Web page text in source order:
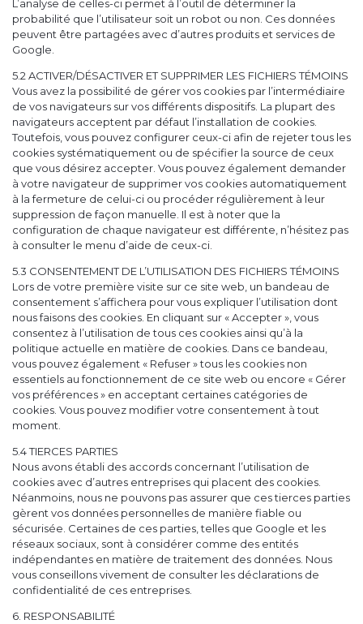
L’analyse de celles-ci permet à l’outil de déterminer la
probabilité que l’utilisateur soit un robot ou non. Ces données
peuvent être partagées avec d’autres produits et services de
Google.
5.2 ACTIVER/DÉSACTIVER ET SUPPRIMER LES FICHIERS TÉMOINS
Vous avez la possibilité de gérer vos cookies par l’intermédiaire
de vos navigateurs sur vos différents dispositifs. La plupart des
navigateurs acceptent par défaut l’installation de cookies.
Toutefois, vous pouvez configurer ceux-ci afin de rejeter tous les
cookies systématiquement ou de spécifier la source de ceux
que vous désirez accepter. Vous pouvez également demander
à votre navigateur de supprimer vos cookies automatiquement
à la fermeture de celui-ci ou procéder régulièrement à leur
suppression de façon manuelle. Il est à noter que la
configuration de chaque navigateur est différente, n’hésitez pas
à consulter le menu d’aide de ceux-ci.
5.3 CONSENTEMENT DE L’UTILISATION DES FICHIERS TÉMOINS
Lors de votre première visite sur ce site web, un bandeau de
consentement s’affichera pour vous expliquer l’utilisation dont
nous faisons des cookies. En cliquant sur « Accepter », vous
consentez à l’utilisation de tous ces cookies ainsi qu’à la
politique actuelle en matière de cookies. Dans ce bandeau,
vous pouvez également « Refuser » tous les cookies non
essentiels au fonctionnement de ce site web ou encore « Gérer
vos préférences » en acceptant certaines catégories de
cookies. Vous pouvez modifier votre consentement à tout
moment.
5.4 TIERCES PARTIES
Nous avons établi des accords concernant l’utilisation de
cookies avec d’autres entreprises qui placent des cookies.
Néanmoins, nous ne pouvons pas assurer que ces tierces parties
gèrent vos données personnelles de manière fiable ou
sécurisée. Certaines de ces parties, telles que Google et les
réseaux sociaux, sont à considérer comme des entités
indépendantes en matière de traitement des données. Nous
vous conseillons vivement de consulter les déclarations de
confidentialité de ces entreprises.
6. RESPONSABILITÉ